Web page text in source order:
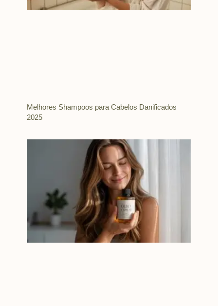
Melhores Shampoos para Cabelos Danificados
2025